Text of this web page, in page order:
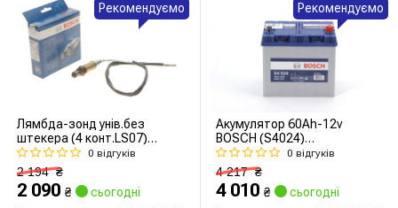
Лямбда-зонд унів.без
штекера (4 конт.LS07)
(додаткові заходи по
монтажу) (вир-во Bosch)
0 відгуків
2 194₴
2 090 ₴ сьогодні
Рекомендуємо
Акумулятор 60Ah-12v
BOSCH (S4024)
(232x173x225),R,EN540 Азія
0 відгуків
4 217₴
4 010 ₴ сьогодні
Рекомендуємо